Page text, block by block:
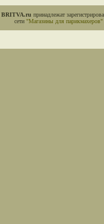
BRITVA.ru принадлежат
сети "Магазины для парикмахеров"